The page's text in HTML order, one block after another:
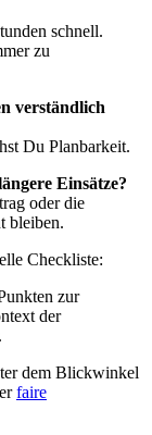
schnell.
zu
verständlich
Du Planbarkeit.
Einsätze?
oder die
bleiben.
Checkliste:
dem Blickwinkel
faire